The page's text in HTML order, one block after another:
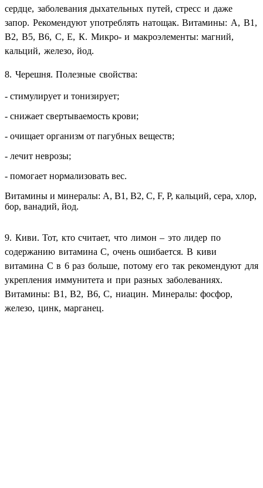
сердце, заболевания дыхательных путей, стресс и даже
запор. Рекомендуют употреблять натощак. Витамины: А, В1,
В2, В5, В6, С, Е, К. Микро- и макроэлементы: магний,
кальций, железо, йод.
8. Черешня. Полезные свойства:
- стимулирует и тонизирует;
- снижает свертываемость крови;
- очищает организм от пагубных веществ;
- лечит неврозы;
- помогает нормализовать вес.
Витамины и минералы: А, В1, В2, С, F, Р, кальций, сера, хлор,
бор, ванадий, йод.
9. Киви. Тот, кто считает, что лимон – это лидер по
содержанию витамина С, очень ошибается. В киви
витамина С в 6 раз больше, потому его так рекомендуют для
укрепления иммунитета и при разных заболеваниях.
Витамины: В1, В2, В6, С, ниацин. Минералы: фосфор,
железо, цинк, марганец.